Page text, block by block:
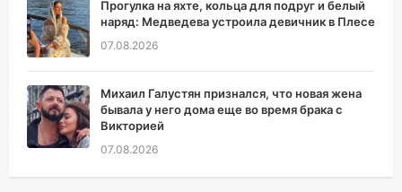
Прогулка на яхте, кольца для подруг и белый
наряд: Медведева устроила девичник в Плесе
07.08.2026
Михаил Галустян признался, что новая жена
бывала у него дома еще во время брака с
Викторией
07.08.2026